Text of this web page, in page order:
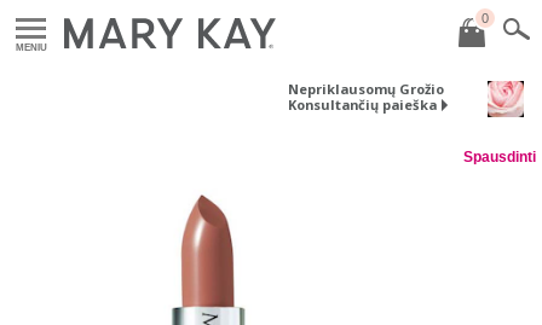
MENIU
0
Nepriklausomų Grožio
Konsultančių paieška
Spausdinti